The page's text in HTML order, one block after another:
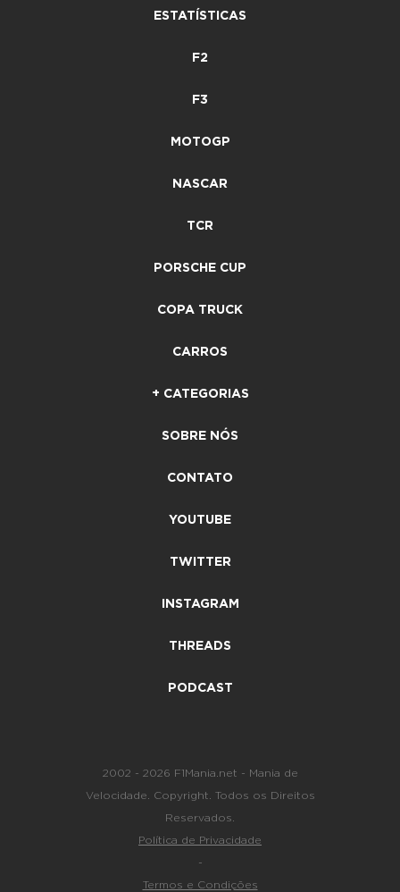
ESTATÍSTICAS
F2
F3
MOTOGP
NASCAR
TCR
PORSCHE CUP
COPA TRUCK
CARROS
+ CATEGORIAS
SOBRE NÓS
CONTATO
YOUTUBE
TWITTER
INSTAGRAM
THREADS
PODCAST
2002 - 2026 F1Mania.net - Mania de
Velocidade. Copyright. Todos os Direitos
Reservados.
Política de Privacidade
-
Termos e Condições